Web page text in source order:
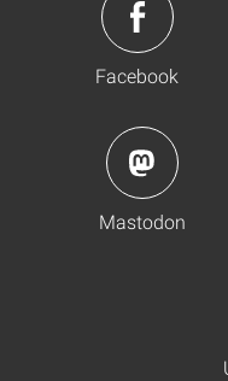
Facebook
Mastodon